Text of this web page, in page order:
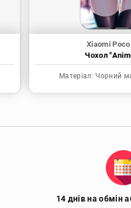
Xiaomi
Чохол
Матеріал: Чорний
14 днів на обмін